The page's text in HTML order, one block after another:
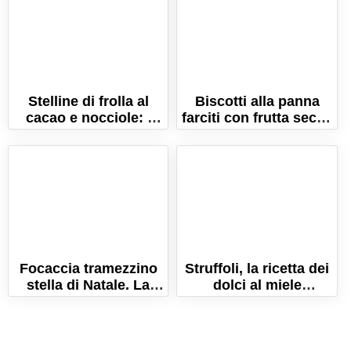
Stelline di frolla al
cacao e nocciole: i
biscotti perfetti per
Natale!
Biscotti alla panna
farciti con frutta secca
e spezie di Natale!
Focaccia tramezzino
stella di Natale. La
focaccia pronta in 10
Struffoli, la ricetta dei
dolci al miele
napoletani da fare a